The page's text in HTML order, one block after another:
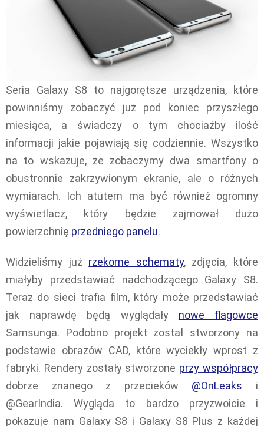
Seria Galaxy S8 to najgorętsze urządzenia, które
powinniśmy zobaczyć już pod koniec przyszłego
miesiąca, a świadczy o tym chociażby ilość
informacji jakie pojawiają się codziennie. Wszystko
na to wskazuje, że zobaczymy dwa smartfony o
obustronnie zakrzywionym ekranie, ale o różnych
wymiarach. Ich atutem ma być również ogromny
wyświetlacz, który będzie zajmował dużo
powierzchnię przedniego panelu.
Widzieliśmy już rzekome schematy, zdjęcia, które
miałyby przedstawiać nadchodzącego Galaxy S8.
Teraz do sieci trafia film, który może przedstawiać
jak naprawdę będą wyglądały nowe flagowce
Samsunga. Podobno projekt został stworzony na
podstawie obrazów CAD, które wyciekły wprost z
fabryki. Rendery zostały stworzone przy współpracy
dobrze znanego z przecieków @OnLeaks i
@GearIndia. Wygląda to bardzo przyzwoicie i
pokazuje nam Galaxy S8 i Galaxy S8 Plus z każdej